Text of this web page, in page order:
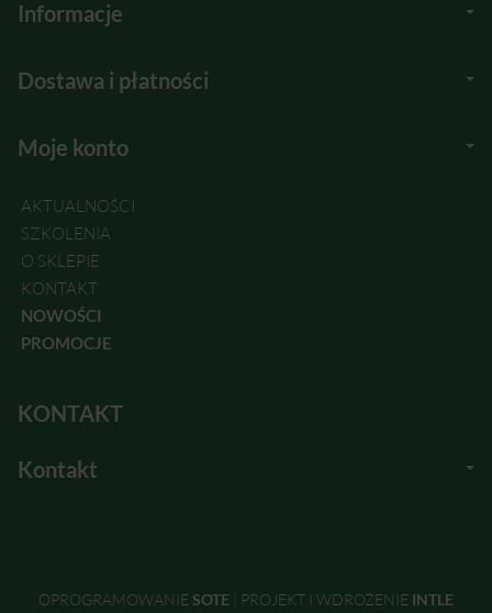
Informacje
Dostawa i płatności
Moje konto
AKTUALNOŚCI
SZKOLENIA
O SKLEPIE
KONTAKT
NOWOŚCI
PROMOCJE
KONTAKT
Kontakt
OPROGRAMOWANIE SOTE PROJEKT I WDROŻENIE INTLE